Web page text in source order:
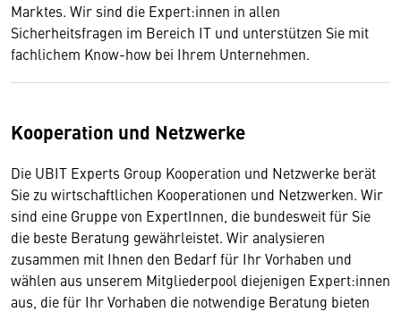
Marktes. Wir sind die Expert:innen in allen
Sicherheitsfragen im Bereich IT und unterstützen Sie mit
fachlichem Know-how bei Ihrem Unternehmen.
Kooperation und Netzwerke
Die UBIT Experts Group Kooperation und Netzwerke berät
Sie zu wirtschaftlichen Kooperationen und Netzwerken. Wir
sind eine Gruppe von ExpertInnen, die bundesweit für Sie
die beste Beratung gewährleistet. Wir analysieren
zusammen mit Ihnen den Bedarf für Ihr Vorhaben und
wählen aus unserem Mitgliederpool diejenigen Expert:innen
aus, die für Ihr Vorhaben die notwendige Beratung bieten